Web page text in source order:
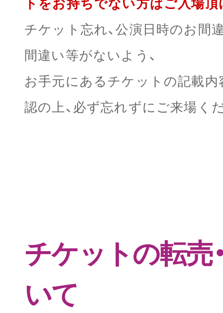
チケット忘れ、公演日時のお間
間違い等がないよう、
お手元にあるチケットの記載
認の上、必ず忘れずにご来場く
チケットの転売
いて